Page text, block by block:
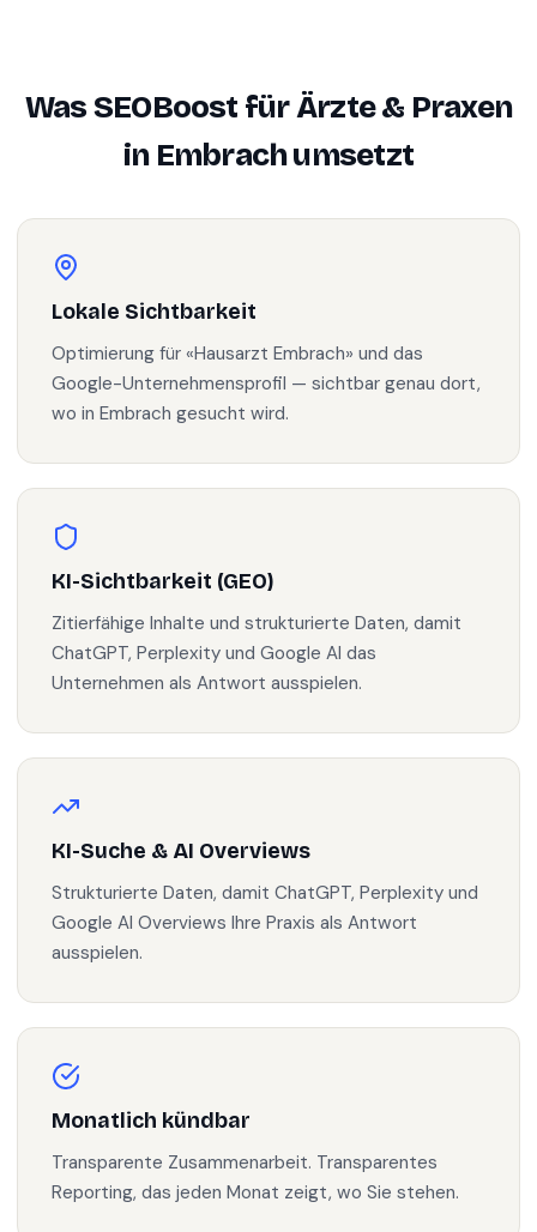
Was SEOBoost fürÄrzte & Praxen
in Embrachumsetzt
Lokale Sichtbarkeit
Optimierung für «Hausarzt Embrach» und das
Google-Unternehmensprofil — sichtbar genau dort,
wo in Embrach gesucht wird.
KI-Sichtbarkeit (GEO)
Zitierfähige Inhalte und strukturierte Daten, damit
ChatGPT, Perplexity und Google AI das
Unternehmen als Antwort ausspielen.
KI-Suche & AI Overviews
Strukturierte Daten, damit ChatGPT, Perplexity und
Google AI Overviews Ihre Praxis als Antwort
ausspielen.
Monatlich kündbar
Transparente Zusammenarbeit. Transparentes
Reporting, das jeden Monat zeigt, wo Sie stehen.